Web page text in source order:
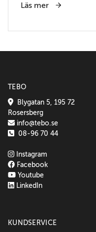
Läs mer
TEBO
Blygatan 5, 195 72
Rosersberg
info@tebo.se
08-96 70 44
Instagram
Facebook
Youtube
LinkedIn
KUNDSERVICE